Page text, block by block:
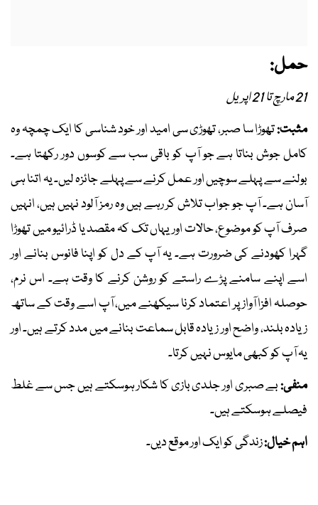
حمل:
21 مارچ تا 21 اپریل
مثبت:تھوڑا سا صبر، تھوڑی سی امید اور خود شناسی کا ایک چمچہ وہ
کامل جوش بناتا ہے جو آپ کو باقی سب سے کوسوں دور رکھتا ہے۔
بولنے سے پہلے سوچیں اور عمل کرنے سے پہلے جائزہ لیں۔ یہ اتنا ہی
آسان ہے۔ آپ جو جواب تلاش کر رہے ہیں وہ رمز آلود نہیں ہیں، انہیں
صرف آپ کو موضوع، حالات اور یہاں تک کہ مقصد یا ڈرائیو میں تھوڑا
گہرا کھودنے کی ضرورت ہے۔ یہ آپ کے دل کو اپنا فانوس بنانے اور
اسے اپنے سامنے پڑے راستے کو روشن کرنے کا وقت ہے۔ اس نرم،
حوصلہ افزا آواز پر اعتماد کرنا سیکھنے میں، آپ اسے وقت کے ساتھ
زیادہ بلند، واضح اور زیادہ قابل سماعت بنانے میں مدد کرتے ہیں۔ اور
یہ آپ کو کبھی مایوس نہیں کرتا۔
منفی:بے صبری اور جلدی بازی کا شکار ہوسکتے ہیں جس سے غلط
فیصلے ہوسکتے ہیں۔
اہم خیال:زندگی کو ایک اور موقع دیں۔